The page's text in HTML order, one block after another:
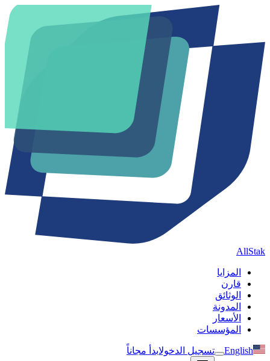
AllStak
المزايا
قارن
الوثائق
المدونة
الأسعار
المؤسسات
English تسجيل الدخولابدأ مجاناً